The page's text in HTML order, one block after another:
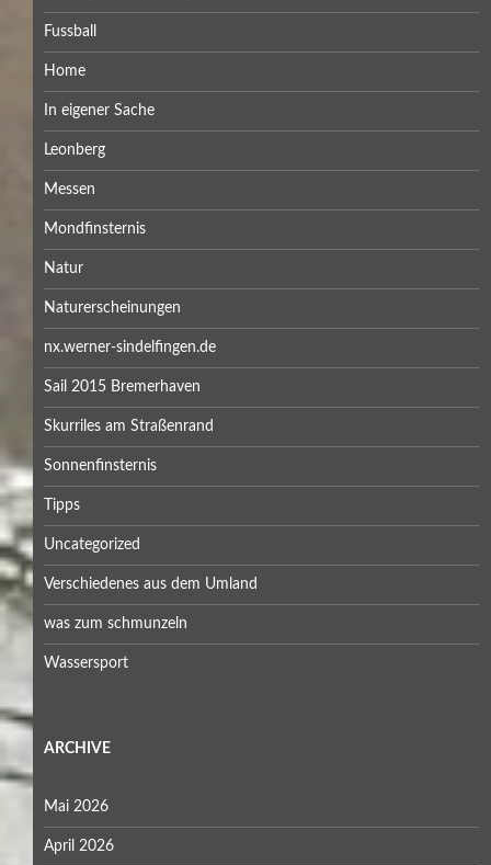
Fussball
Home
In eigener Sache
Leonberg
Messen
Mondfinsternis
Natur
Naturerscheinungen
nx.werner-sindelfingen.de
Sail 2015 Bremerhaven
Skurriles am Straßenrand
Sonnenfinsternis
Tipps
Uncategorized
Verschiedenes aus dem Umland
was zum schmunzeln
Wassersport
ARCHIVE
Mai 2026
April 2026